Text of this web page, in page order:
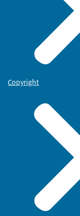
Copyright